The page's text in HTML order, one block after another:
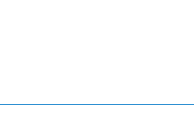
Condomínio Reserva Santa Luisa